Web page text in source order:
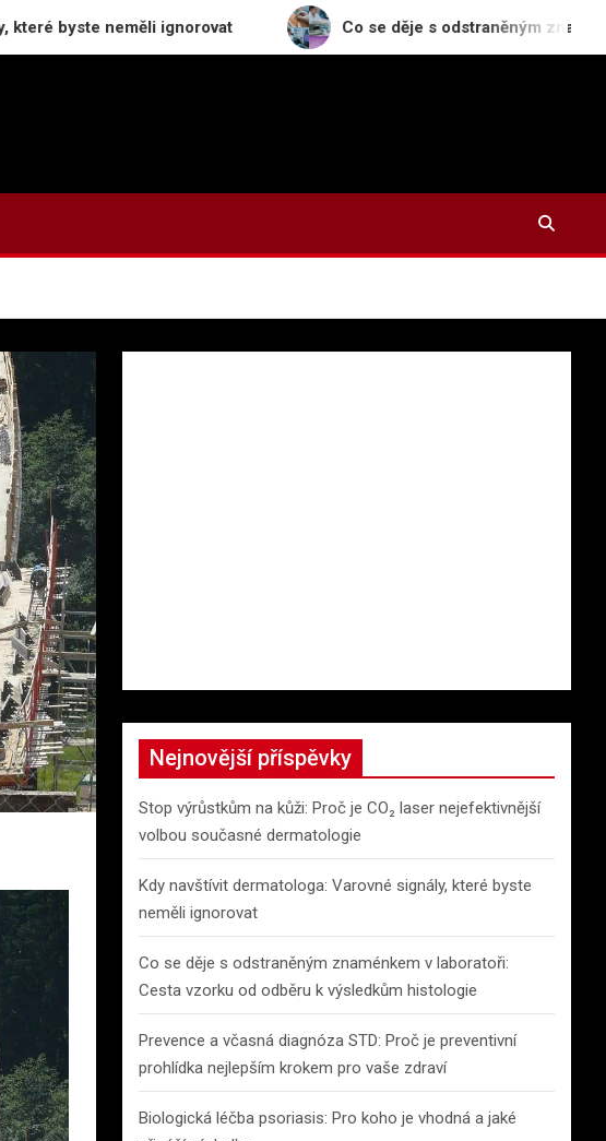
neměli ignorovat Co se děje s odstraněným znaménkem v
Nejnovější příspěvky
Stop výrůstkům na kůži: Proč je CO₂ laser nejefektivnější
volbou současné dermatologie
Kdy navštívit dermatologa: Varovné signály, které byste
neměli ignorovat
Co se děje s odstraněným znaménkem v laboratoři:
Cesta vzorku od odběru k výsledkům histologie
Prevence a včasná diagnóza STD: Proč je preventivní
prohlídka nejlepším krokem pro vaše zdraví
Biologická léčba psoriasis: Pro koho je vhodná a jaké